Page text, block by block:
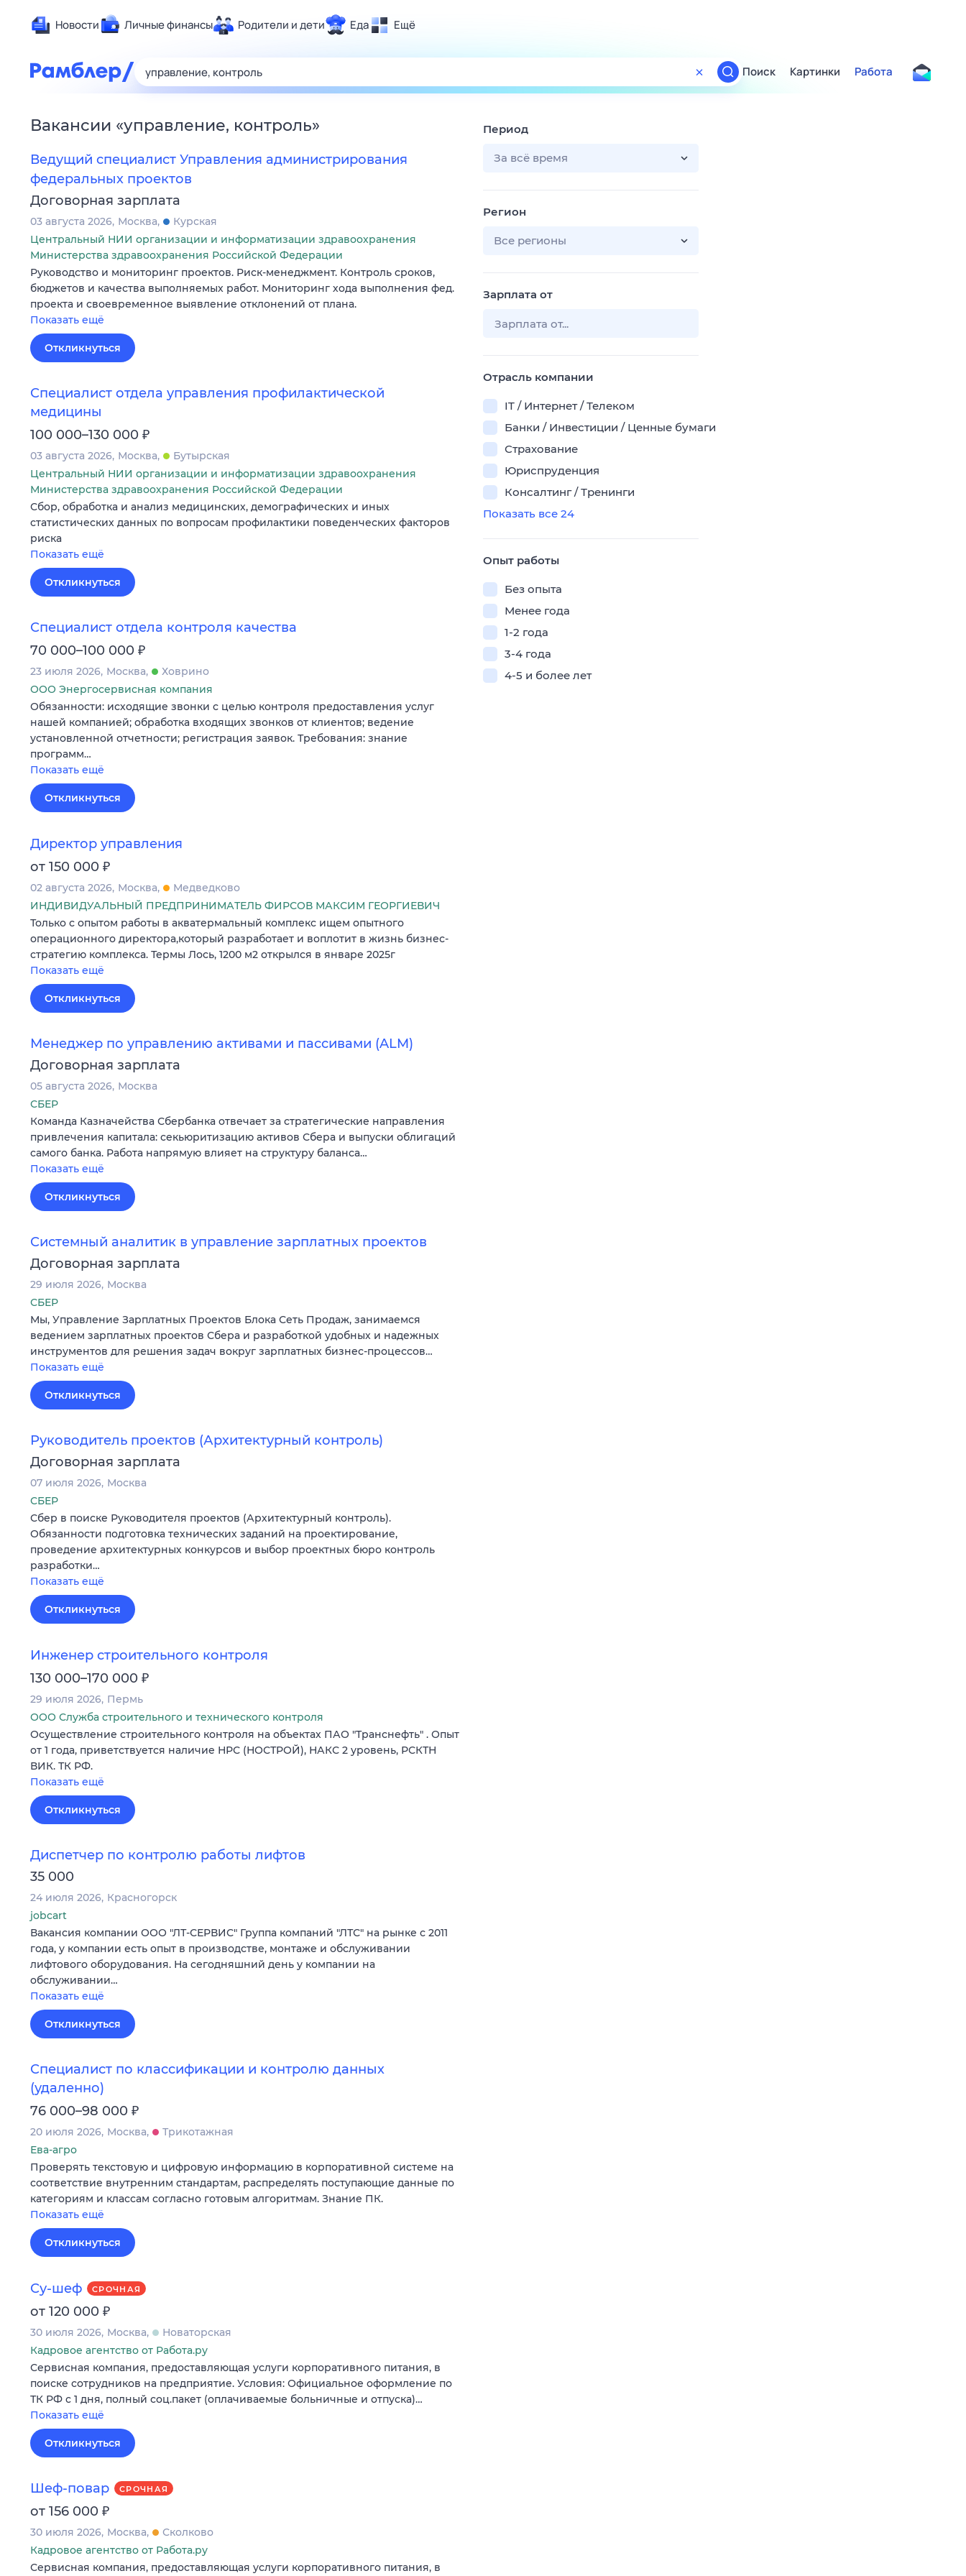
Новости Личные финансы Родители и дети Еда Ещё
Развлечения и отдых
Спорт
Карьера
Сберегаем вместе
Гороскопы
Поиск
ТВ-программа
Поиск Картинки Работа
Вакансии «управление, контроль»
Ведущий специалист Управления администрирования
федеральных проектов
Договорная зарплата
03 августа 2026 Москва
Курская
Центральный НИИ организации и информатизации здравоохранения
Министерства здравоохранения Российской Федерации
Руководство и мониторинг проектов. Риск-менеджмент. Контроль сроков,
бюджетов и качества выполняемых работ. Мониторинг хода выполнения фед.
проекта и своевременное выявление отклонений от плана.
Показать ещё
Откликнуться
Специалист отдела управления профилактической
медицины
100 000–130 000 ₽
03 августа 2026 Москва
Бутырская
Центральный НИИ организации и информатизации здравоохранения
Министерства здравоохранения Российской Федерации
Сбор, обработка и анализ медицинских, демографических и иных
статистических данных по вопросам профилактики поведенческих факторов
риска
Показать ещё
Откликнуться
Специалист отдела контроля качества
70 000–100 000 ₽
23 июля 2026 Москва
Ховрино
ООО Энергосервисная компания
Обязанности: исходящие звонки с целью контроля предоставления услуг
нашей компанией; обработка входящих звонков от клиентов; ведение
установленной отчетности; регистрация заявок. Требования: знание
программ…
Показать ещё
Откликнуться
Директор управления
от 150 000 ₽
02 августа 2026 Москва
Медведково
ИНДИВИДУАЛЬНЫЙ ПРЕДПРИНИМАТЕЛЬ ФИРСОВ МАКСИМ ГЕОРГИЕВИЧ
Только с опытом работы в акватермальный комплекс ищем опытного
операционного директора,который разработает и воплотит в жизнь бизнес-
стратегию комплекса. Термы Лось, 1200 м2 открылся в январе 2025г
Показать ещё
Откликнуться
Менеджер по управлению активами и пассивами (ALM)
Договорная зарплата
05 августа 2026 Москва
СБЕР
Команда Казначейства Сбербанка отвечает за стратегические направления
привлечения капитала: секьюритизацию активов Сбера и выпуски облигаций
самого банка. Работа напрямую влияет на структуру баланса…
Показать ещё
Откликнуться
Системный аналитик в управление зарплатных проектов
Договорная зарплата
29 июля 2026 Москва
СБЕР
Мы, Управление Зарплатных Проектов Блока Сеть Продаж, занимаемся
ведением зарплатных проектов Сбера и разработкой удобных и надежных
инструментов для решения задач вокруг зарплатных бизнес-процессов…
Показать ещё
Откликнуться
Руководитель проектов (Архитектурный контроль)
Договорная зарплата
07 июля 2026 Москва
СБЕР
Сбер в поиске Руководителя проектов (Архитектурный контроль).
Обязанности подготовка технических заданий на проектирование,
проведение архитектурных конкурсов и выбор проектных бюро контроль
разработки…
Показать ещё
Откликнуться
Инженер строительного контроля
130 000–170 000 ₽
29 июля 2026 Пермь
ООО Служба строительного и технического контроля
Осуществление строительного контроля на объектах ПАО "Транснефть" . Опыт
от 1 года, приветствуется наличие НРС (НОСТРОЙ), НАКС 2 уровень, РСКТН
ВИК. ТК РФ.
Показать ещё
Откликнуться
Диспетчер по контролю работы лифтов
35 000
24 июля 2026 Красногорск
jobcart
Вакансия компании ООО "ЛТ-СЕРВИС" Группа компаний "ЛТС" на рынке с 2011
года, у компании есть опыт в производстве, монтаже и обслуживании
лифтового оборудования. На сегодняшний день у компании на
обслуживании…
Показать ещё
Откликнуться
Специалист по классификации и контролю данных
(удаленно)
76 000–98 000 ₽
20 июля 2026 Москва
Трикотажная
Ева-агро
Проверять текстовую и цифровую информацию в корпоративной системе на
соответствие внутренним стандартам, распределять поступающие данные по
категориям и классам согласно готовым алгоритмам. Знание ПК.
Показать ещё
Откликнуться
Су-шеф СРОЧНАЯ
от 120 000 ₽
30 июля 2026 Москва
Новаторская
Кадровое агентство от Работа.ру
Сервисная компания, предоставляющая услуги корпоративного питания, в
поиске сотрудников на предприятие. Условия: Официальное оформление по
ТК РФ с 1 дня, полный соц.пакет (оплачиваемые больничные и отпуска)…
Показать ещё
Откликнуться
Шеф-повар СРОЧНАЯ
от 156 000 ₽
30 июля 2026 Москва
Сколково
Кадровое агентство от Работа.ру
Сервисная компания, предоставляющая услуги корпоративного питания, в
Период
За всё время
Регион
Все регионы
Зарплата от
Отрасль компании
IT / Интернет / Телеком
Банки / Инвестиции / Ценные бумаги
Страхование
Юриспруденция
Консалтинг / Тренинги
Показать все 24
Опыт работы
Без опыта
Менее года
1-2 года
3-4 года
4-5 и более лет